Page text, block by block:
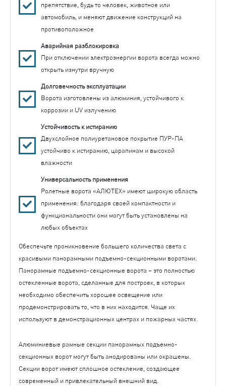
препятствие, будь то человек, животное или
автомобиль, и меняют движение конструкций на
противоположное
Аварийная разблокировка
При отключении электроэнергии ворота всегда можно
открыть изнутри вручную
Долговечность эксплуатации
Ворота изготовлены из алюминия, устойчивого к
коррозии и UV излучению
Устойчивость к истиранию
Двухслойное полиуретановое покрытие ПУР-ПА
устойчиво к истиранию, царапинам и высокой
влажности
Универсальность применения
Ролетные ворота «АЛЮТЕХ» имеют широкую область
применения: благодаря своей компактности и
функциональности они могут быть установлены на
любых объектах
Обеспечьте проникновение большего количества света с
красивыми панорамными подъемно-секционными воротами.
Панорамные подъемно-секционные ворота – это полностью
остекленные ворота, сделанные для построек, в которых
необходимо обеспечить хорошее освещение или
продемонстрировать то, что в них находится. Чаще их
используют в демонстрационных центрах и пожарных частях.
Алюминиевые рамные секции панорамных подъемно-
секционных ворот могут быть анодированы или окрашены.
Секции ворот имеют сплошное остекление, создающее
современный и привлекательный внешний вид.